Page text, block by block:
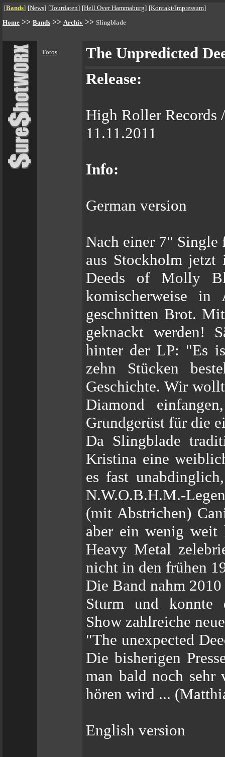
[Bands] [News] [Tourdaten] [Hell Over Hammaburg] [Kontakt/Impressum]
Home >> Bands >> Archiv >> Slingblade
Fotos
The Unpredicted
Release:
High Roller Records
11.11.2011
Info:
German version
Nach einer 7"
aus Stockholm jetzt
Deeds of Molly
komischerweise
geschnitten Brot.
geknackt werden!
hinter der LP: "Es
zehn Stücken
Geschichte. Wir
Diamond
Grundgerüst für die
Da Slingblade
Kristina eine
es fast
N.W.O.B.H.M.-
(mit Abstrichen)
aber ein wenig weit
Heavy Metal
nicht in den frühen
Die Band nahm
Sturm und konnte
Show zahlreiche
"The unexpected
Die bisherigen
man bald noch sehr
hören wird ...
English version